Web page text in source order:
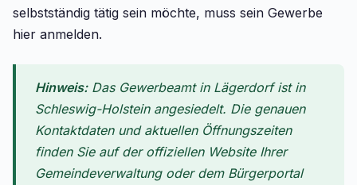
selbstständig tätig sein möchte, muss sein Gewerbe
hier anmelden.
Hinweis:Das Gewerbeamt in Lägerdorf ist in
Schleswig-Holstein angesiedelt. Die genauen
Kontaktdaten und aktuellen Öffnungszeiten
finden Sie auf der offiziellen Website Ihrer
Gemeindeverwaltung oder dem Bürgerportal